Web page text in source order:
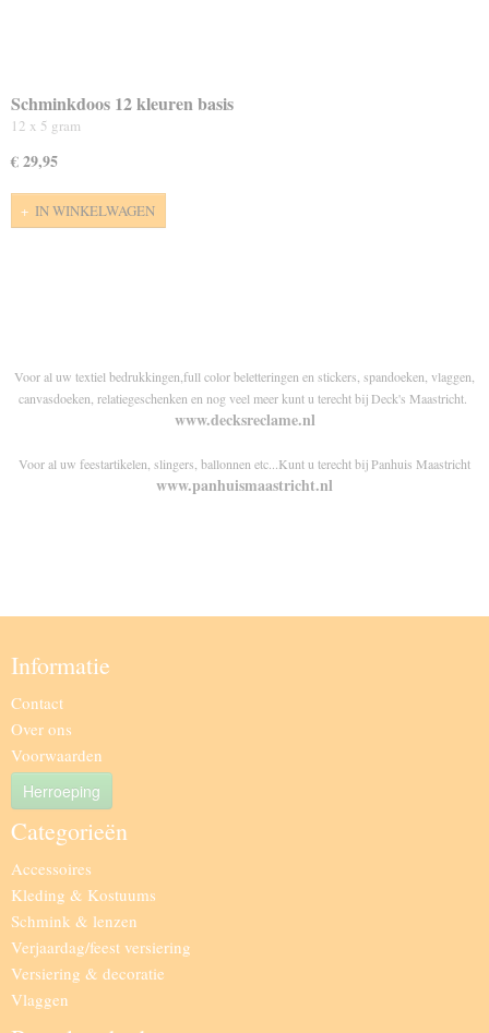
Schminkdoos 12 kleuren basis
12 x 5 gram
€ 29,95
IN WINKELWAGEN
Voor al uw textiel bedrukkingen,full color beletteringen en stickers, spandoeken, vlaggen,
canvasdoeken, relatiegeschenken en nog veel meer kunt u terecht bij Deck's Maastricht.
www.decksreclame.nl
Voor al uw feestartikelen, slingers, ballonnen etc...Kunt u terecht bij Panhuis Maastricht
www.panhuismaastricht.nl
Informatie
Contact
Over ons
Voorwaarden
Herroeping
Categorieën
Accessoires
Kleding & Kostuums
Schmink & lenzen
Verjaardag/feest versiering
Versiering & decoratie
Vlaggen